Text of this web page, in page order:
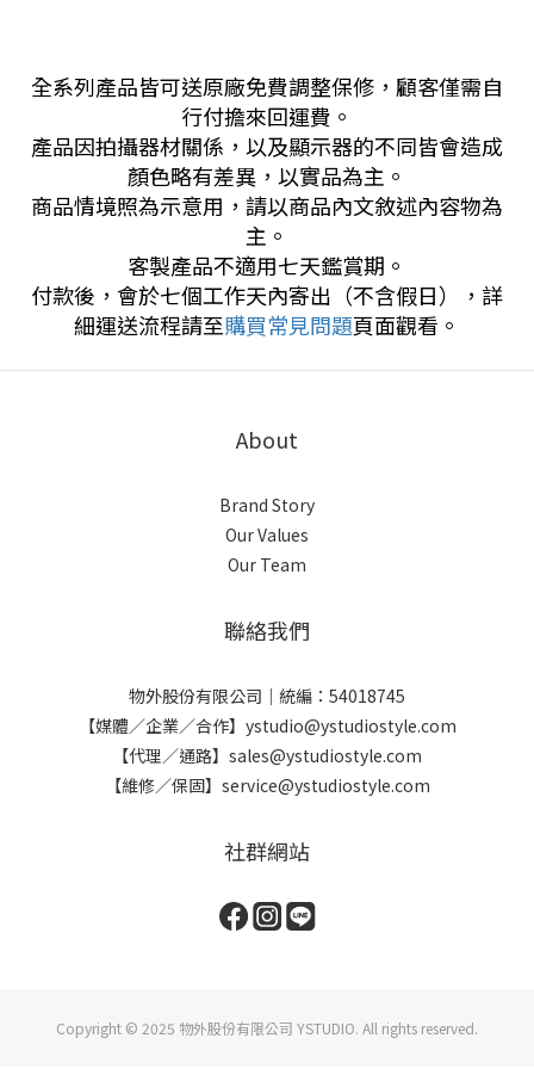
全系列產品皆可送原廠免費調整保修，顧客僅需自
行付擔來回運費。
產品因拍攝器材關係，以及顯示器的不同皆會造成
顏色略有差異，以實品為主。
商品情境照為示意用，請以商品內文敘述內容物為
主。
客製產品不適用七天鑑賞期。
付款後，會於七個工作天內寄出（不含假日），詳
細運送流程請至購買常見問題頁面觀看。
About
Brand Story
Our Values
Our Team
聯絡我們
物外股份有限公司｜統編：54018745
【媒體／企業／合作】ystudio@ystudiostyle.com
【代理／通路】sales@ystudiostyle.com
【維修／保固】service@ystudiostyle.com
社群網站
Copyright © 2025 物外股份有限公司 YSTUDIO. All rights reserved.